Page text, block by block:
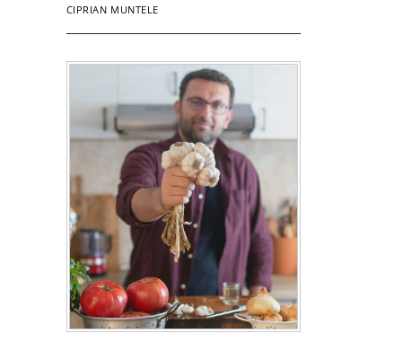
CIPRIAN MUNTELE